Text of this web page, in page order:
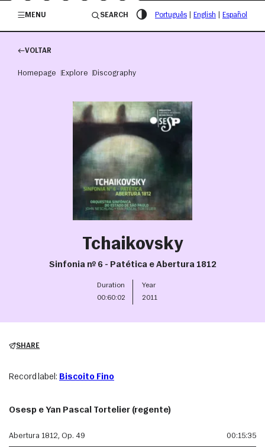
/governosp
MENU
SEARCH Português English Español
VOLTAR
Homepage Explore Discography
Tchaikovsky
Sinfonia nº 6 - Patética e Abertura 1812
Duration
00:60:02
Year
2011
SHARE
Record label: Biscoito Fino
Osesp e Yan Pascal Tortelier (regente)
Abertura 1812, Op. 49 00:15:35